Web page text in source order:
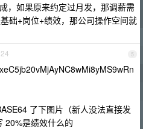
，如果原来约定过月发，那调薪需
础+岗位+绩效，那公司操作空间就
5
了下图片（新人没法直接发
20%是绩效什么的